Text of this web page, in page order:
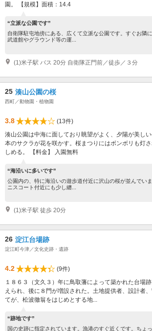
園。 【規模】面積：14.4
“立派な公園です”
自衛隊駐屯地傍にある、広くて立派な公園です。すぐお隣
武道館やグラウンド等の運...
(1)米子駅 バス 20分 自衛隊正門前／徒歩／３分
25 湊山公園の桜
西町／動物園・植物園
3.8
(13件)
湊山公園は中海に面しており眺望がよく、夕陽が美し
本のサクラが花を咲かす。桜まつりにはボンボリも灯
しめる。 【料金】 入園無料
“海沿いに多いです”
公園内の、特に海沿いの遊歩道付近に沢山の桜が並んでい
ニスコート付近にも少し纏...
(1)米子駅 徒歩 20分
26 淀江台場跡
淀江町今津／文化史跡・遺跡
4.2
(9件)
１８６３（文久３）年に鳥取藩によって築かれた台場
えられ、後に８門が増設された。土地提供者、設計者
てが、松波徹翁をはじめとする地...
“跡地です”
国の史跡に指定されています。漁港のすぐ近くです。ちょ